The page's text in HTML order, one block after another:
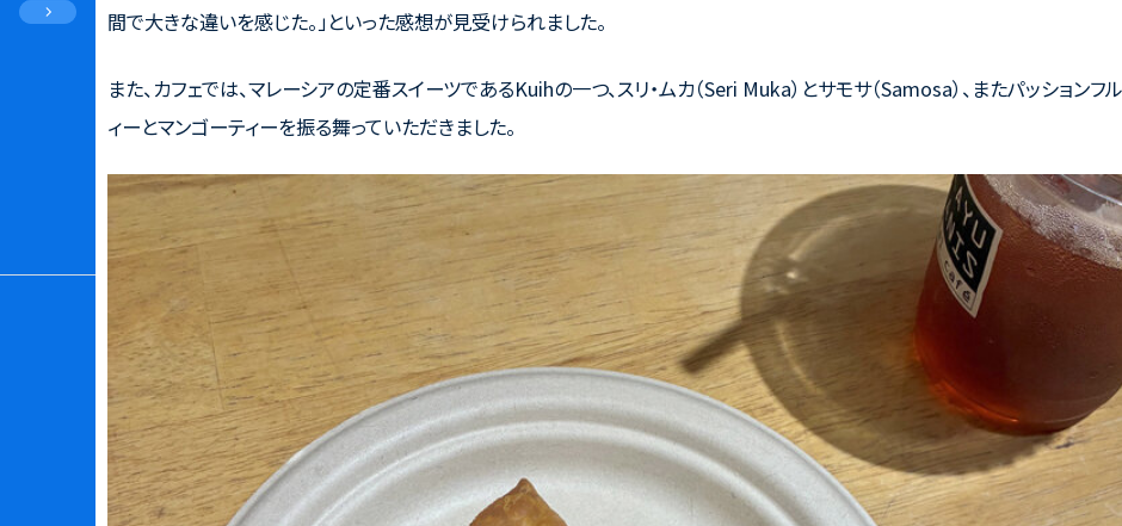
間で大きな違いを感じた。」といった感想が見受けられました。
また、カフェでは、マレーシアの定番スイーツであるKuihの一つ、スリ・ムカ（Seri Muka）とサモサ（Samosa）、またパッションフ
ィーとマンゴーティーを振る舞っていただきました。